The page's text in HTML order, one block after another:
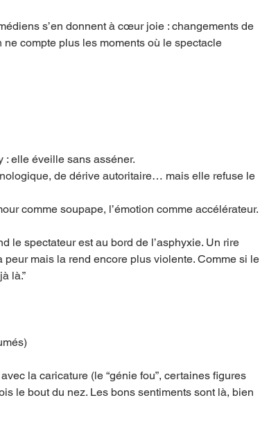
s’en donnent à cœur joie : changements de
compte plus les moments où le spectacle
: elle éveille sans asséner.
de dérive autoritaire… mais elle refuse le
comme soupape, l’émotion comme accélérateur.
le spectateur est au bord de l’asphyxie. Un rire
mais la rend encore plus violente. Comme si le
là.”
la caricature (le “génie fou”, certaines figures
le bout du nez. Les bons sentiments sont là, bien